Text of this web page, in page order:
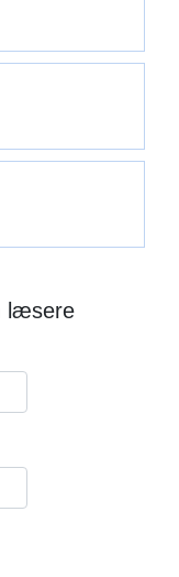
læsere